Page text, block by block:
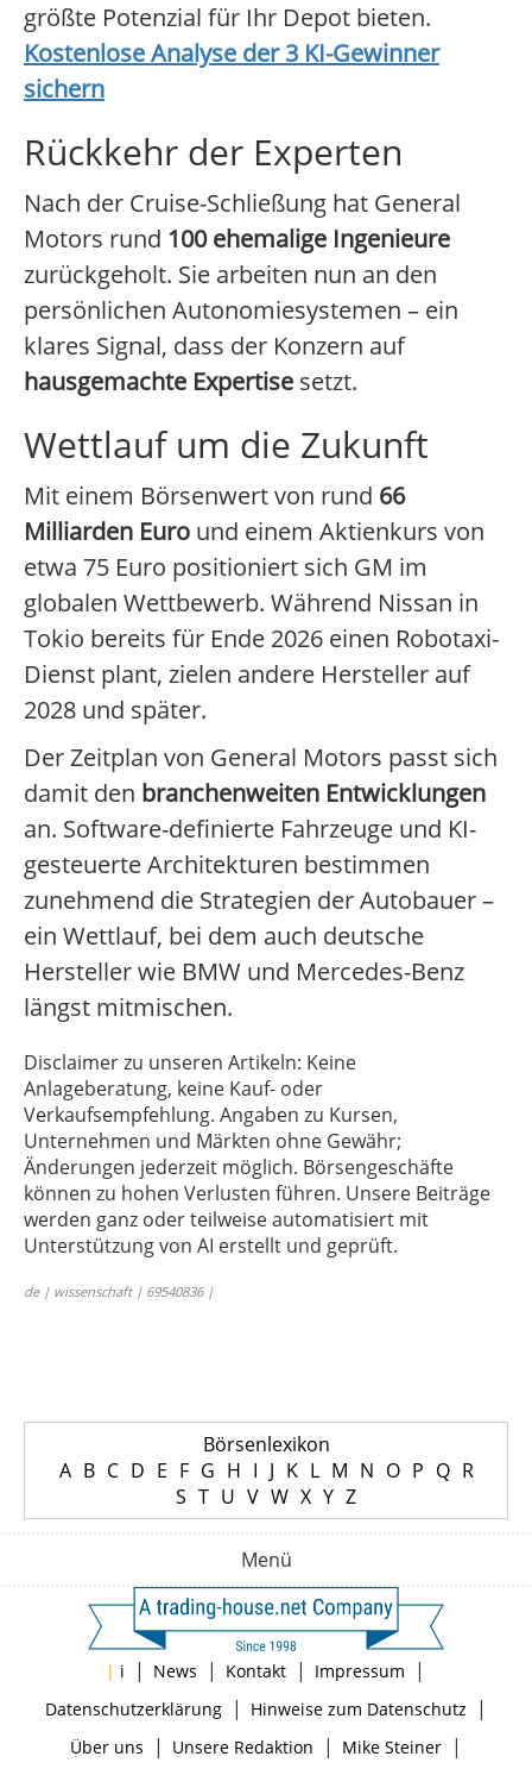
größte Potenzial für Ihr Depot bieten.
Kostenlose Analyse der 3 KI-Gewinner
sichern
Rückkehr der Experten
Nach der Cruise-Schließung hat General
Motors rund 100 ehemalige Ingenieure
zurückgeholt. Sie arbeiten nun an den
persönlichen Autonomiesystemen – ein
klares Signal, dass der Konzern auf
hausgemachte Expertise setzt.
Wettlauf um die Zukunft
Mit einem Börsenwert von rund 66
Milliarden Euro und einem Aktienkurs von
etwa 75 Euro positioniert sich GM im
globalen Wettbewerb. Während Nissan in
Tokio bereits für Ende 2026 einen Robotaxi-
Dienst plant, zielen andere Hersteller auf
2028 und später.
Der Zeitplan von General Motors passt sich
damit den branchenweiten Entwicklungen
an. Software-definierte Fahrzeuge und KI-
gesteuerte Architekturen bestimmen
zunehmend die Strategien der Autobauer –
ein Wettlauf, bei dem auch deutsche
Hersteller wie BMW und Mercedes-Benz
längst mitmischen.
Disclaimer zu unseren Artikeln: Keine
Anlageberatung, keine Kauf- oder
Verkaufsempfehlung. Angaben zu Kursen,
Unternehmen und Märkten ohne Gewähr;
Änderungen jederzeit möglich. Börsengeschäfte
können zu hohen Verlusten führen. Unsere Beiträge
werden ganz oder teilweise automatisiert mit
Unterstützung von AI erstellt und geprüft.
de | wissenschaft | 69540836 |
Börsenlexikon
A B C D E F G H I J K L M N O P Q R
S T U V W X Y Z
Menü
| i | News | Kontakt | Impressum |
Datenschutzerklärung| Hinweise zum Datenschutz |
Über uns | Unsere Redaktion | Mike Steiner|